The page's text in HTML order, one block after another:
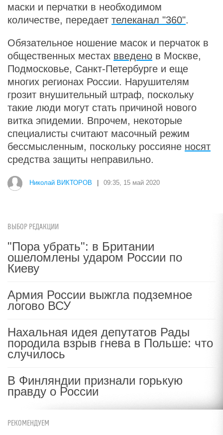
маски и перчатки в необходимом
количестве, передает телеканал "360".
Обязательное ношение масок и перчаток в
общественных местах введено в Москве,
Подмосковье, Санкт-Петербурге и еще
многих регионах России. Нарушителям
грозит внушительный штраф, поскольку
такие люди могут стать причиной нового
витка эпидемии. Впрочем, некоторые
специалисты считают масочный режим
бессмысленным, поскольку россияне носят
средства защиты неправильно.
Николай ВИКТОРОВ 09:35, 15 май 2020
ВЫБОР РЕДАКЦИИ
"Пора убрать": в Британии
ошеломлены ударом России по
Киеву
Армия России выжгла подземное
логово ВСУ
Нахальная идея депутатов Рады
породила взрыв гнева в Польше: что
случилось
В Финляндии признали горькую
правду о России
РЕКОМЕНДУЕМ